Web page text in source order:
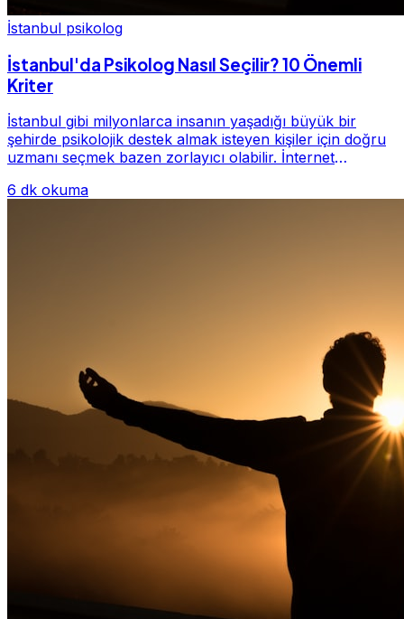
İstanbul psikolog
İstanbul'da Psikolog Nasıl Seçilir? 10 Önemli
Kriter
İstanbul gibi milyonlarca insanın yaşadığı büyük bir
şehirde psikolojik destek almak isteyen kişiler için doğru
uzmanı seçmek bazen zorlayıcı olabilir. İnternet
6 dk okuma